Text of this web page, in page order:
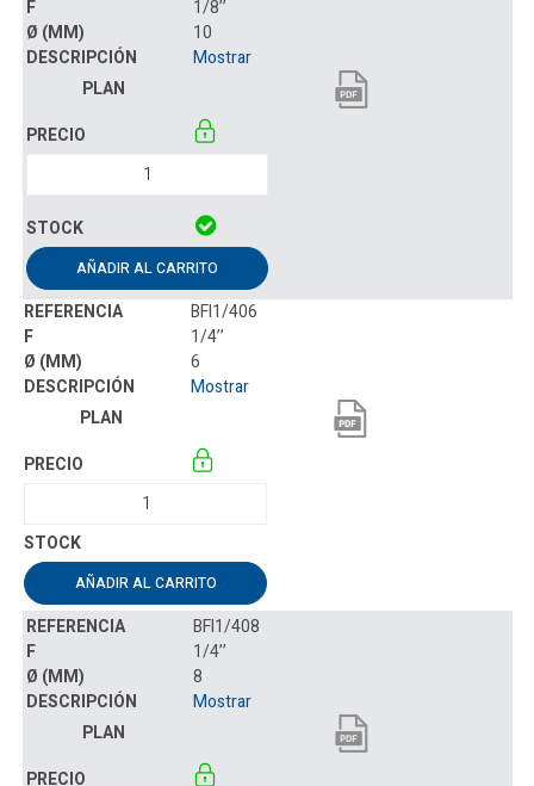
1/8’’
10
Mostrar
AÑADIR AL CARRITO
BFI1/406
1/4’’
6
Mostrar
AÑADIR AL CARRITO
BFI1/408
1/4’’
8
Mostrar